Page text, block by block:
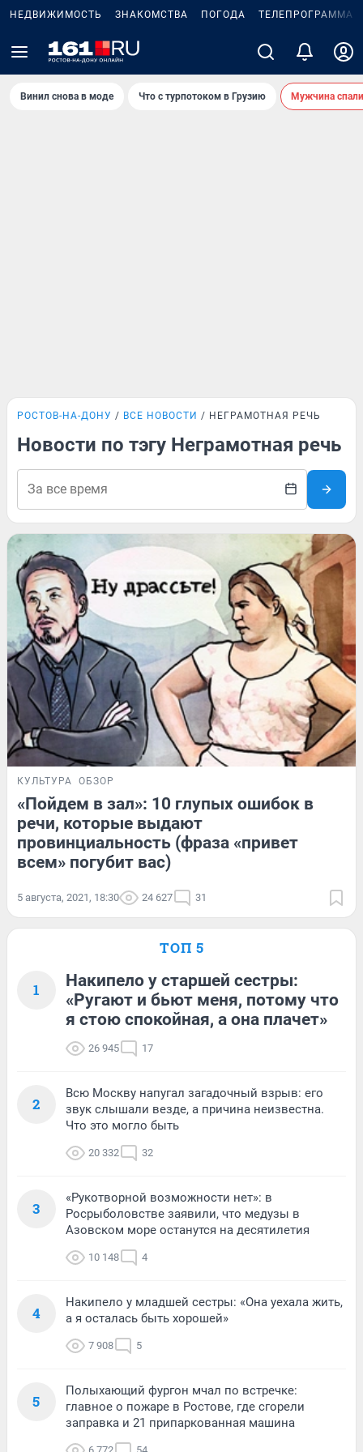
НЕДВИЖИМОСТЬ ЗНАКОМСТВА ПОГОДА ТЕЛЕПРОГРАММА
Винил снова в моде Что с турпотоком в Грузию Мужчина
РОСТОВ-НА-ДОНУ ВСЕ НОВОСТИ НЕГРАМОТНАЯ РЕЧЬ
Новости по тэгу Неграмотная речь
КУЛЬТУРА ОБЗОР
«Пойдем в зал»: 10 глупых ошибок в
речи, которые выдают
провинциальность (фраза «привет
всем» погубит вас)
5 августа, 2021, 18:30 24 627 31
ТОП 5
1
Накипело у старшей сестры:
«Ругают и бьют меня, потому что
я стою спокойная, а она плачет»
26 945 17
2
Всю Москву напугал загадочный взрыв: его
звук слышали везде, а причина неизвестна.
Что это могло быть
20 332 32
3
«Рукотворной возможности нет»: в
Росрыболовстве заявили, что медузы в
Азовском море останутся на десятилетия
10 148 4
4
Накипело у младшей сестры: «Она уехала жить,
а я осталась быть хорошей»
7 908 5
5
Полыхающий фургон мчал по встречке:
главное о пожаре в Ростове, где сгорели
заправка и 21 припаркованная машина